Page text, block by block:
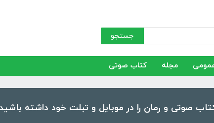
جستجو
مجله کتاب صوتی